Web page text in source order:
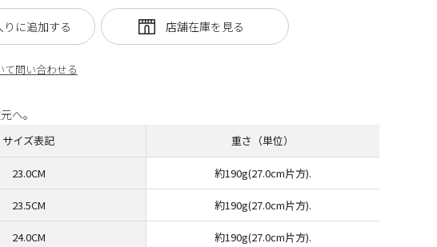
て問い合わせる
りに追加する
へ。
サイズ表記 重さ（単位）
23.0CM 約190g(27.0cm片方).
23.5CM 約190g(27.0cm片方).
24.0CM 約190g(27.0cm片方).